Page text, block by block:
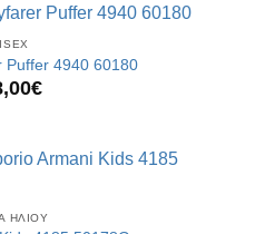
Puffer 4940 60180
€
ΗΛΙΟΥ